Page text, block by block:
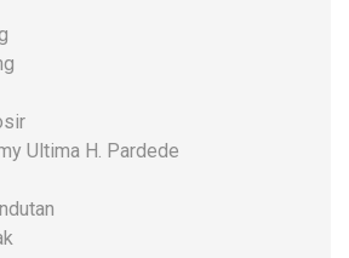
Ultima H. Pardede